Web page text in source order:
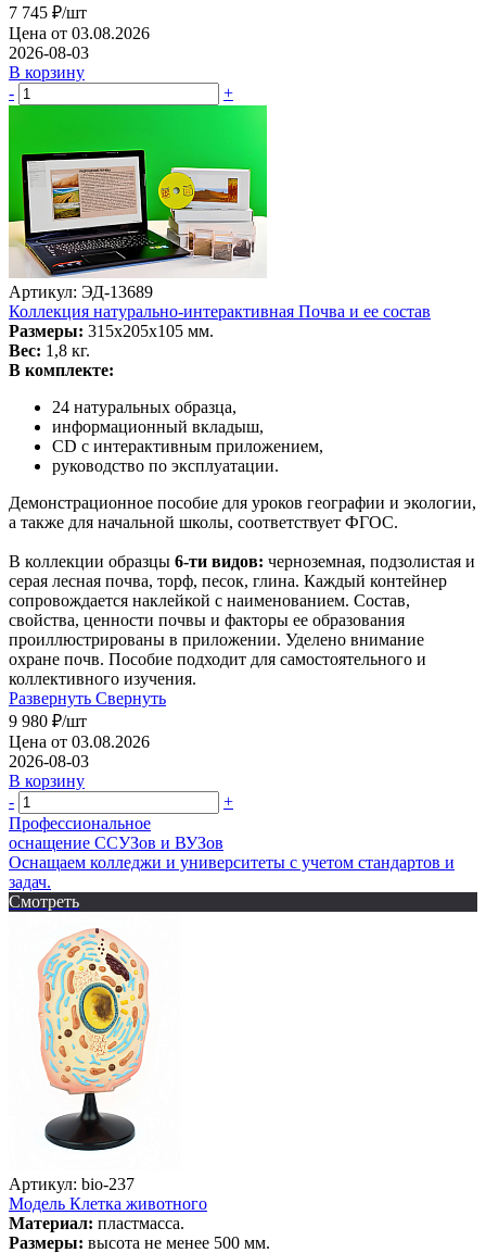
7 745 ₽/шт
Цена от 03.08.2026
2026-08-03
В корзину
-
+
Артикул: ЭД-13689
Коллекция натурально-интерактивная Почва и ее состав
Размеры: 315х205х105 мм.
Вес: 1,8 кг.
В комплекте:
24 натуральных образца,
информационный вкладыш,
CD c интерактивным приложением,
руководство по эксплуатации.
Демонстрационное пособие для уроков географии и экологии,
а также для начальной школы, соответствует ФГОС.
В коллекции образцы 6-ти видов: черноземная, подзолистая и
серая лесная почва, торф, песок, глина. Каждый контейнер
сопровождается наклейкой с наименованием. Состав,
свойства, ценности почвы и факторы ее образования
проиллюстрированы в приложении. Уделено внимание
охране почв. Пособие подходит для самостоятельного и
коллективного изучения.
Развернуть Свернуть
9 980 ₽/шт
Цена от 03.08.2026
2026-08-03
В корзину
-
+
Профессиональное
оснащение CСУЗов и ВУЗов
Оснащаем колледжи и университеты с учетом стандартов и
задач.
Смотреть
Артикул: bio-237
Модель Клетка животного
Материал: пластмасса.
Размеры: высота не менее 500 мм.